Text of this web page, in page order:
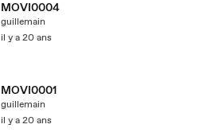
MOVI0004
guillemain
il y a 20 ans
MOVI0001
guillemain
il y a 20 ans